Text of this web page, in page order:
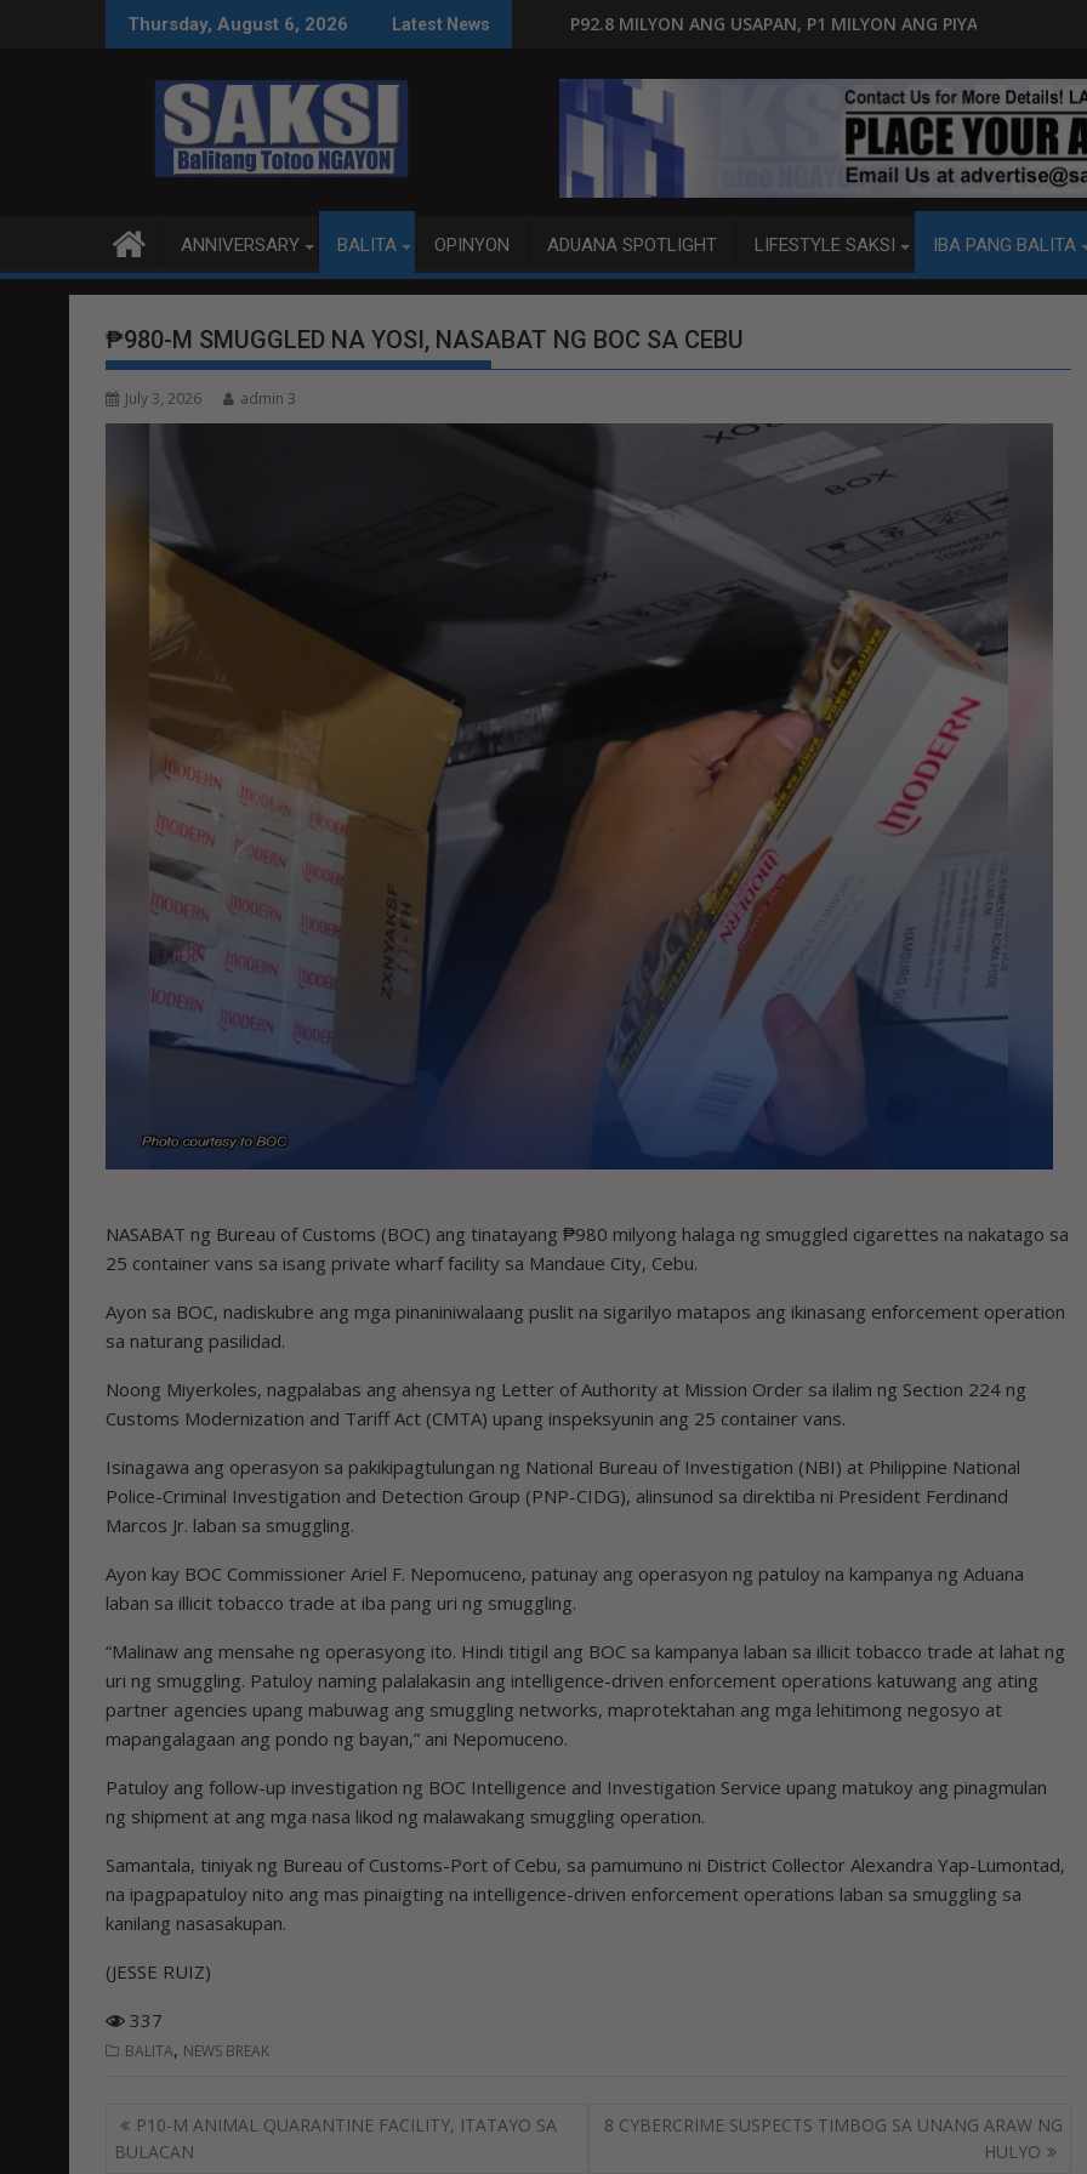
Thursday, August 6, 2026 Latest News
TALKS MAS PRODUKTIBO P92.8 MILYON ANG USAPAN, P1 MILYON ANG PIYANSA? HAGUPIT NG TS MAYMAY
ANNIVERSARY BALITA OPINYON ADUANA SPOTLIGHT LIFESTYLE SAKSI IBA PANG BALITA
₱980-M SMUGGLED NA YOSI, NASABAT NG BOC SA CEBU
July 3, 2026 admin 3
NASABAT ng Bureau of Customs (BOC) ang tinatayang ₱980 milyong halaga ng smuggled cigarettes na nakatago sa
25 container vans sa isang private wharf facility sa Mandaue City, Cebu.
Ayon sa BOC, nadiskubre ang mga pinaniniwalaang puslit na sigarilyo matapos ang ikinasang enforcement operation
sa naturang pasilidad.
Noong Miyerkoles, nagpalabas ang ahensya ng Letter of Authority at Mission Order sa ilalim ng Section 224 ng
Customs Modernization and Tariff Act (CMTA) upang inspeksyunin ang 25 container vans.
Isinagawa ang operasyon sa pakikipagtulungan ng National Bureau of Investigation (NBI) at Philippine National
Police-Criminal Investigation and Detection Group (PNP-CIDG), alinsunod sa direktiba ni President Ferdinand
Marcos Jr. laban sa smuggling.
Ayon kay BOC Commissioner Ariel F. Nepomuceno, patunay ang operasyon ng patuloy na kampanya ng Aduana
laban sa illicit tobacco trade at iba pang uri ng smuggling.
“Malinaw ang mensahe ng operasyong ito. Hindi titigil ang BOC sa kampanya laban sa illicit tobacco trade at lahat ng
uri ng smuggling. Patuloy naming palalakasin ang intelligence-driven enforcement operations katuwang ang ating
partner agencies upang mabuwag ang smuggling networks, maprotektahan ang mga lehitimong negosyo at
mapangalagaan ang pondo ng bayan,” ani Nepomuceno.
Patuloy ang follow-up investigation ng BOC Intelligence and Investigation Service upang matukoy ang pinagmulan
ng shipment at ang mga nasa likod ng malawakang smuggling operation.
Samantala, tiniyak ng Bureau of Customs-Port of Cebu, sa pamumuno ni District Collector Alexandra Yap-Lumontad,
na ipagpapatuloy nito ang mas pinaigting na intelligence-driven enforcement operations laban sa smuggling sa
kanilang nasasakupan.
(JESSE RUIZ)
337
BALITA, NEWS BREAK
Post
navigation
P10-M ANIMAL QUARANTINE FACILITY, ITATAYO SA
BULACAN
8 CYBERCRIME SUSPECTS TIMBOG SA UNANG ARAW NG
HULYO